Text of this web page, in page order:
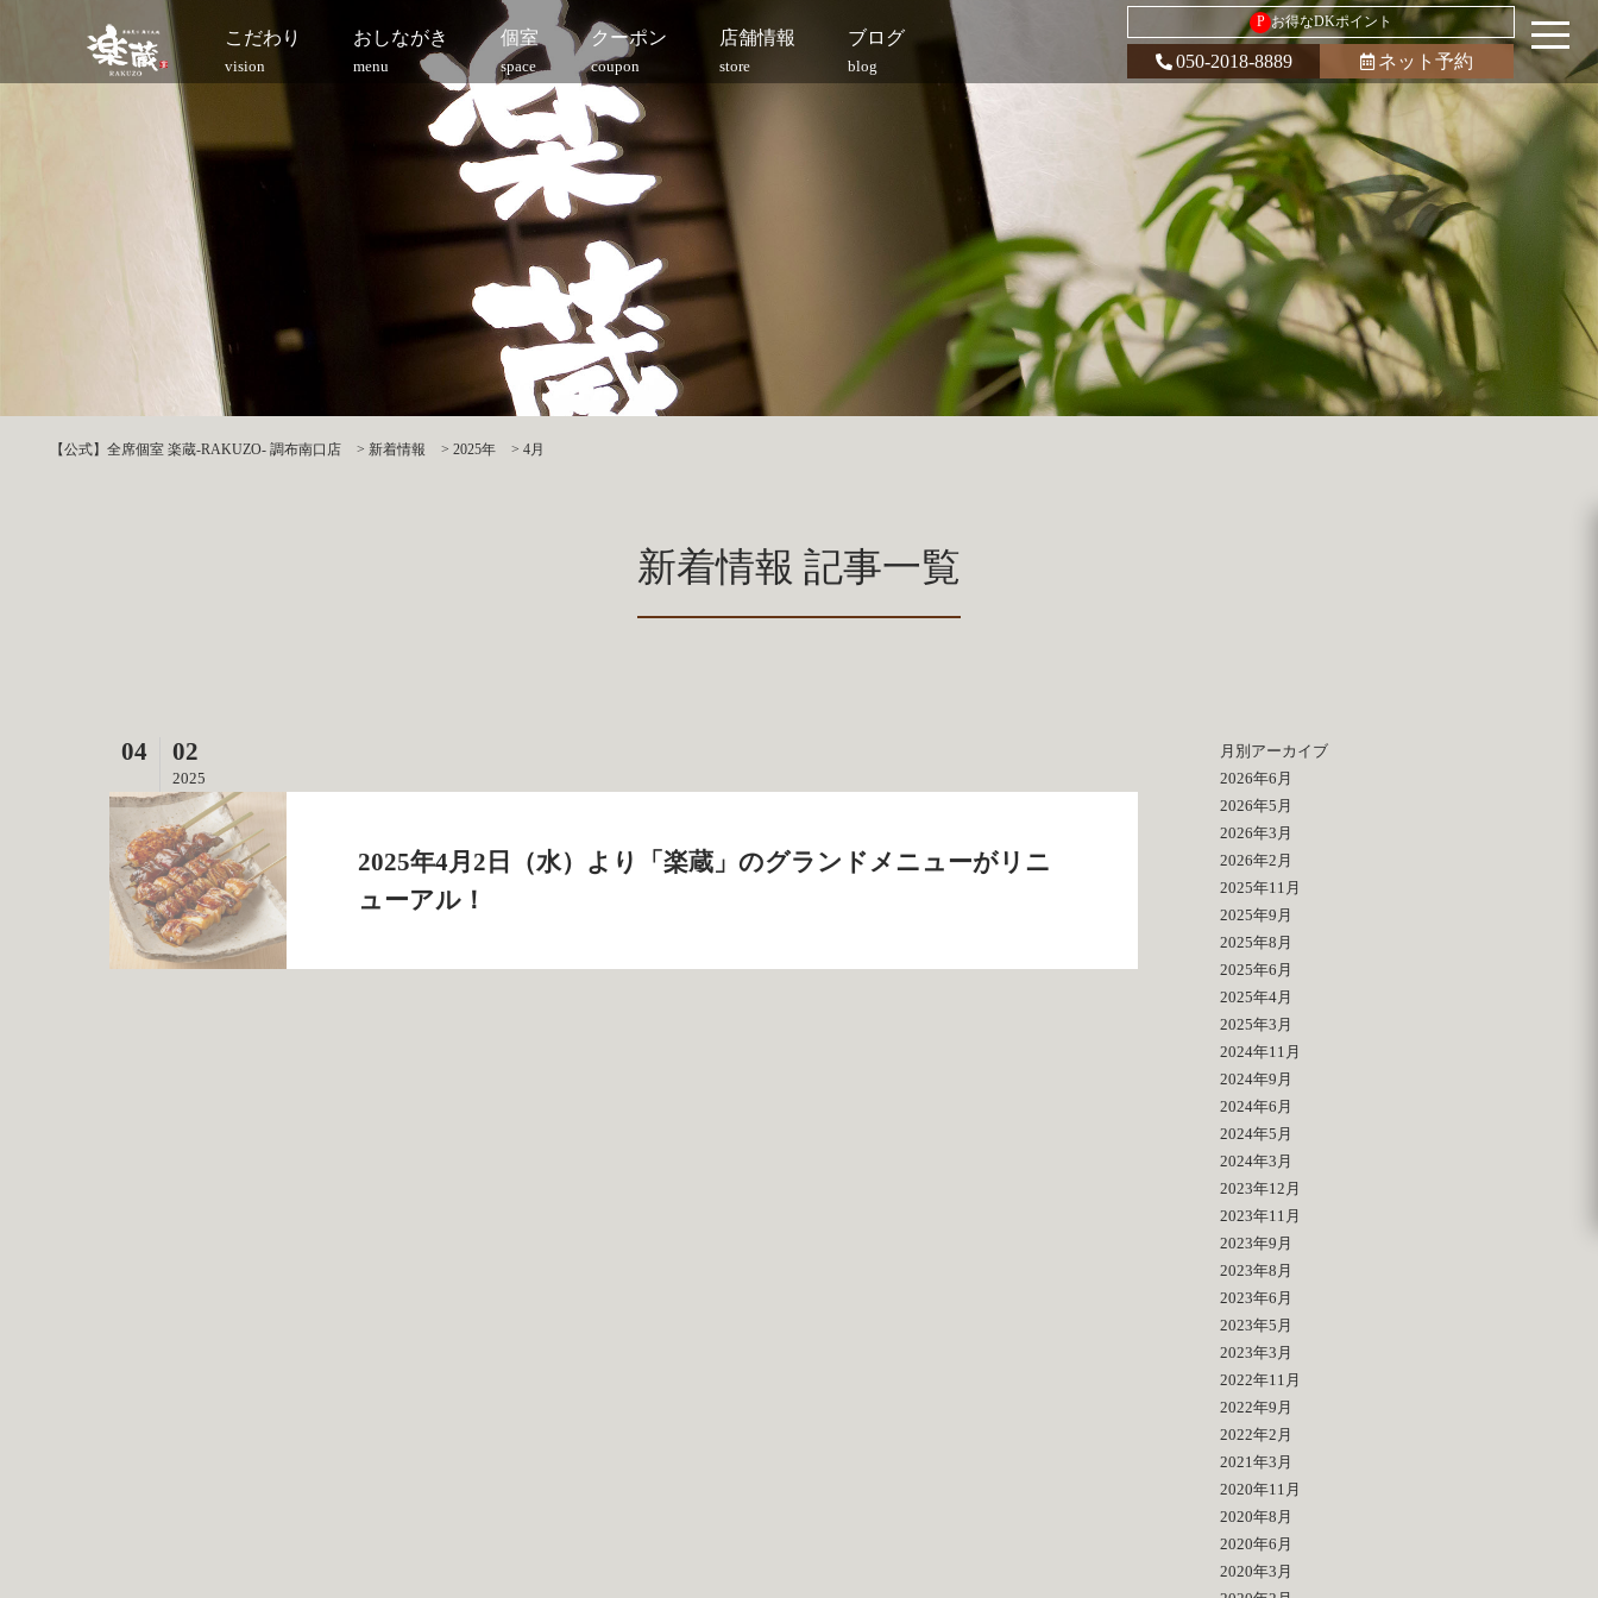
こだわり
vision
おしながき
menu
個室
space
クーポン
coupon
店舗情報
store
ブログ
blog
P お得なDKポイント
050-2018-8889 ネット予約
【公式】全席個室 楽蔵‐RAKUZO‐ 調布南口店 > 新着情報 > 2025年 > 4月
新着情報 記事一覧
04 02
2025
2025年4月2日（水）より「楽蔵」のグランドメニューがリニ
ューアル！
月別アーカイブ
2026年6月
2026年5月
2026年3月
2026年2月
2025年11月
2025年9月
2025年8月
2025年6月
2025年4月
2025年3月
2024年11月
2024年9月
2024年6月
2024年5月
2024年3月
2023年12月
2023年11月
2023年9月
2023年8月
2023年6月
2023年5月
2023年3月
2022年11月
2022年9月
2022年2月
2021年3月
2020年11月
2020年8月
2020年6月
2020年3月